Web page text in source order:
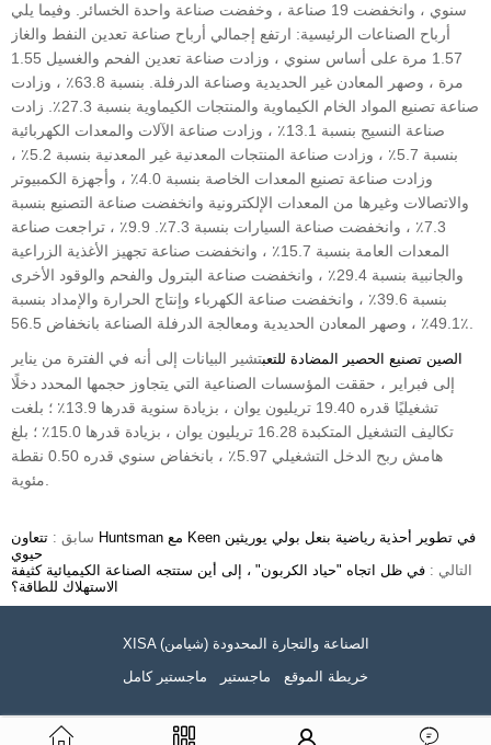
سنوي ، وانخفضت 19 صناعة ، وخفضت صناعة واحدة الخسائر. وفيما يلي
أرباح الصناعات الرئيسية: ارتفع إجمالي أرباح صناعة تعدين النفط والغاز
1.57 مرة على أساس سنوي ، وزادت صناعة تعدين الفحم والغسيل 1.55
مرة ، وصهر المعادن غير الحديدية وصناعة الدرفلة. بنسبة 63.8٪ ، وزادت
صناعة تصنيع المواد الخام الكيماوية والمنتجات الكيماوية بنسبة 27.3٪. زادت
صناعة النسيج بنسبة 13.1٪ ، وزادت صناعة الآلات والمعدات الكهربائية
بنسبة 5.7٪ ، وزادت صناعة المنتجات المعدنية غير المعدنية بنسبة 5.2٪ ،
وزادت صناعة تصنيع المعدات الخاصة بنسبة 4.0٪ ، وأجهزة الكمبيوتر
والاتصالات وغيرها من المعدات الإلكترونية وانخفضت صناعة التصنيع بنسبة
7.3٪ ، وانخفضت صناعة السيارات بنسبة 7.3٪. 9.9٪ ، تراجعت صناعة
المعدات العامة بنسبة 15.7٪ ، وانخفضت صناعة تجهيز الأغذية الزراعية
والجانبية بنسبة 29.4٪ ، وانخفضت صناعة البترول والفحم والوقود الأخرى
بنسبة 39.6٪ ، وانخفضت صناعة الكهرباء وإنتاج الحرارة والإمداد بنسبة
49.1٪ ، وصهر المعادن الحديدية ومعالجة الدرفلة الصناعة بانخفاض 56.5٪.
الصين تصنيع الحصير المضادة للتعبتشير البيانات إلى أنه في الفترة من يناير
إلى فبراير ، حققت المؤسسات الصناعية التي يتجاوز حجمها المحدد دخلًا
تشغيليًا قدره 19.40 تريليون يوان ، بزيادة سنوية قدرها 13.9٪ ؛ بلغت
تكاليف التشغيل المتكبدة 16.28 تريليون يوان ، بزيادة قدرها 15.0٪ ؛ بلغ
هامش ربح الدخل التشغيلي 5.97٪ ، بانخفاض سنوي قدره 0.50 نقطة
سابق : تتعاون Huntsman مع Keen في تطوير أحذية رياضية بنعل بولي يوريثين
حيوي
التالي : في ظل اتجاه "حياد الكربون" ، إلى أين ستتجه الصناعة الكيميائية كثيفة
الاستهلاك للطاقة؟
XISA (شيامن) الصناعة والتجارة المحدودة
خريطة الموقع
ماجستير ماجستير كامل